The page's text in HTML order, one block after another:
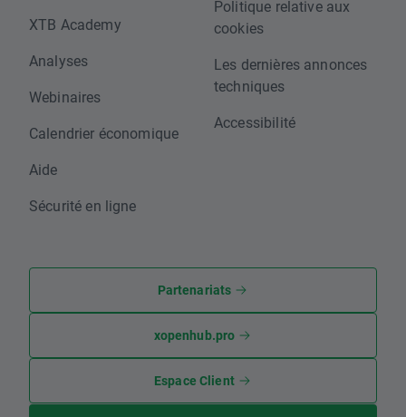
XTB Academy
Analyses
Webinaires
Calendrier économique
Aide
Sécurité en ligne
Politique relative aux
cookies
Les dernières annonces
techniques
Accessibilité
Partenariats
xopenhub.pro
Espace Client